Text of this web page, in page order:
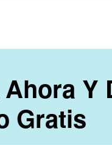
Y
Gratis